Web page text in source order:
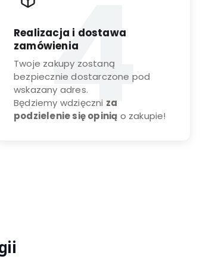
Realizacja i dostawa
zamówienia
Twoje zakupy zostaną
bezpiecznie dostarczone pod
wskazany adres.
Będziemy wdzięczni za
podzielenie się opinią o zakupie!